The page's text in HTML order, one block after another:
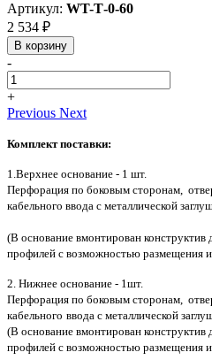
Артикул: WT-Т-0-60
2 534 ₽
В корзину
-
+
Previous Next
Комплект поставки:
1.Верхнее основание - 1 шт.
Перфорация по боковым сторонам,
кабельного ввода с металлической
(В основание вмонтирован
профилей с возможностью размещения
2. Нижнее основание - 1шт.
Перфорация по боковым сторонам,
кабельного ввода с металлической
(В основание вмонтирован
профилей с возможностью